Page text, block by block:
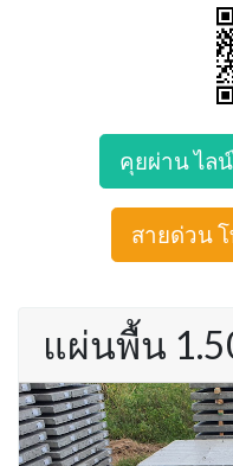
คุยผ่าน ไล
สายด่วน
แผ่นพื้น